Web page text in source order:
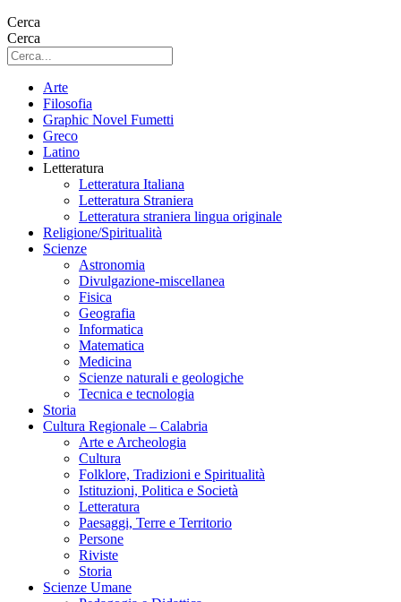
Cerca
Cerca
Arte
Filosofia
Graphic Novel Fumetti
Greco
Latino
Letteratura
Letteratura Italiana
Letteratura Straniera
Letteratura straniera lingua originale
Religione/Spiritualità
Scienze
Astronomia
Divulgazione-miscellanea
Fisica
Geografia
Informatica
Matematica
Medicina
Scienze naturali e geologiche
Tecnica e tecnologia
Storia
Cultura Regionale – Calabria
Arte e Archeologia
Cultura
Folklore, Tradizioni e Spiritualità
Istituzioni, Politica e Società
Letteratura
Paesaggi, Terre e Territorio
Persone
Riviste
Storia
Scienze Umane